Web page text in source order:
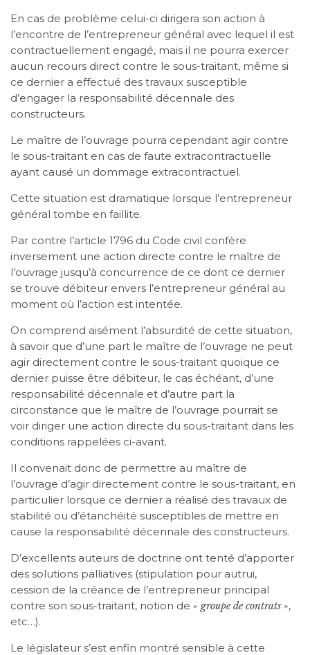
En cas de problème celui-ci dirigera son action à
l’encontre de l’entrepreneur général avec lequel il est
contractuellement engagé, mais il ne pourra exercer
aucun recours direct contre le sous-traitant, même si
ce dernier a effectué des travaux susceptible
d’engager la responsabilité décennale des
constructeurs.
Le maître de l’ouvrage pourra cependant agir contre
le sous-traitant en cas de faute extracontractuelle
ayant causé un dommage extracontractuel.
Cette situation est dramatique lorsque l’entrepreneur
général tombe en faillite.
Par contre l’article 1796 du Code civil confère
inversement une action directe contre le maître de
l’ouvrage jusqu’à concurrence de ce dont ce dernier
se trouve débiteur envers l’entrepreneur général au
moment où l’action est intentée.
On comprend aisément l’absurdité de cette situation,
à savoir que d’une part le maître de l’ouvrage ne peut
agir directement contre le sous-traitant quoique ce
dernier puisse être débiteur, le cas échéant, d’une
responsabilité décennale et d’autre part la
circonstance que le maître de l’ouvrage pourrait se
voir diriger une action directe du sous-traitant dans les
conditions rappelées ci-avant.
Il convenait donc de permettre au maître de
l’ouvrage d’agir directement contre le sous-traitant, en
particulier lorsque ce dernier a réalisé des travaux de
stabilité ou d’étanchéité susceptibles de mettre en
cause la responsabilité décennale des constructeurs.
D’excellents auteurs de doctrine ont tenté d’apporter
des solutions palliatives (stipulation pour autrui,
cession de la créance de l’entrepreneur principal
contre son sous-traitant, notion de « groupe de contrats »,
etc…).
Le législateur s’est enfin montré sensible à cette